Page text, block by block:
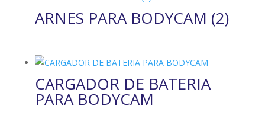
ARNES PARA BODYCAM (2)
CARGADOR DE BATERIA
PARA BODYCAM